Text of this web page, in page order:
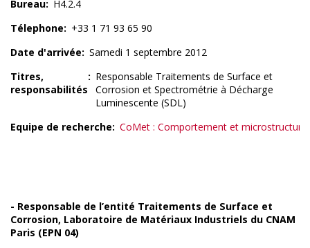
Bureau
H4.2.4
Télephone
+33 1 71 93 65 90
Date d'arrivée
Samedi 1 septembre 2012
Titres,
responsabilités
Responsable Traitements de Surface et
Corrosion et Spectrométrie à Décharge
Luminescente (SDL)
Equipe de recherche
CoMet : Comportement et microstructure
- Responsable de l’entité Traitements de Surface et
Corrosion, Laboratoire de Matériaux Industriels du CNAM
Paris (EPN 04)